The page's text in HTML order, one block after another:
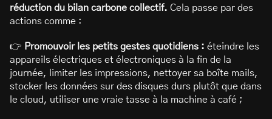
réduction du bilan carbone collectif. Cela passe par des
actions comme :
👉 Promouvoir les petits gestes quotidiens : éteindre les
appareils électriques et électroniques à la fin de la
journée, limiter les impressions, nettoyer sa boîte mails,
stocker les données sur des disques durs plutôt que dans
le cloud, utiliser une vraie tasse à la machine à café ;